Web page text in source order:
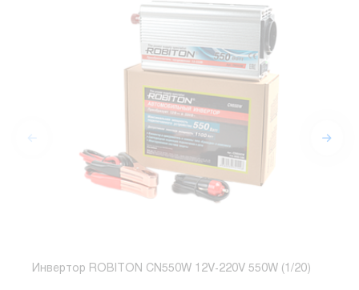
Инвертор ROBITON CN550W 12V-220V 550W (1/20)